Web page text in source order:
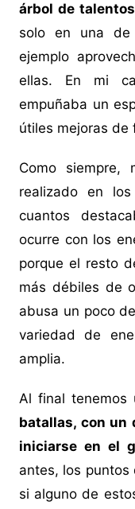
árbol de
solo en una de
ejemplo
ellas. En mi
empuñaba un
útiles mejoras de
Como siempre,
realizado en
cuantos
ocurre con los
porque el resto
más débiles de
abusa un poco
variedad de
amplia.
Al final tenemos
batallas, con un
iniciarse en el
antes, los puntos
si alguno de